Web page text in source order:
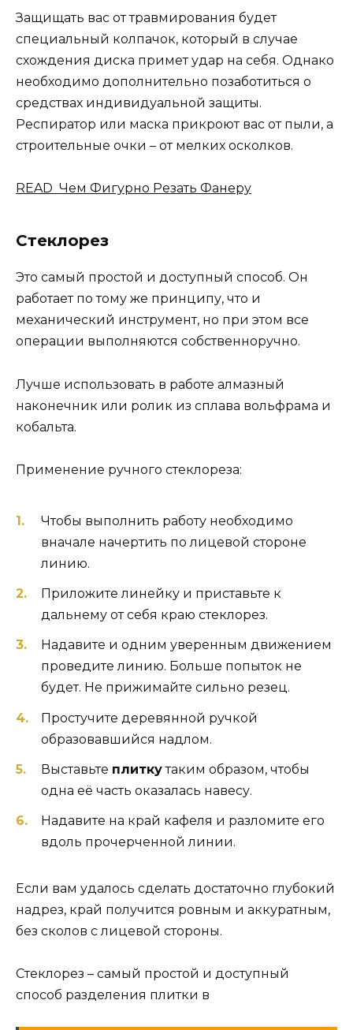
Защищать вас от травмирования будет
специальный колпачок, который в случае
схождения диска примет удар на себя. Однако
необходимо дополнительно позаботиться о
средствах индивидуальной защиты.
Респиратор или маска прикроют вас от пыли, а
строительные очки – от мелких осколков.
READ Чем Фигурно Резать Фанеру
Стеклорез
Это самый простой и доступный способ. Он
работает по тому же принципу, что и
механический инструмент, но при этом все
операции выполняются собственноручно.
Лучше использовать в работе алмазный
наконечник или ролик из сплава вольфрама и
кобальта.
Применение ручного стеклореза:
Чтобы выполнить работу необходимо
вначале начертить по лицевой стороне
линию.
Приложите линейку и приставьте к
дальнему от себя краю стеклорез.
Надавите и одним уверенным движением
проведите линию. Больше попыток не
будет. Не прижимайте сильно резец.
Простучите деревянной ручкой
образовавшийся надлом.
Выставьте плиткутаким образом, чтобы
одна её часть оказалась навесу.
Надавите на край кафеля и разломите его
вдоль прочерченной линии.
Если вам удалось сделать достаточно глубокий
надрез, край получится ровным и аккуратным,
без сколов с лицевой стороны.
Стеклорез – самый простой и доступный
способ разделения плитки в